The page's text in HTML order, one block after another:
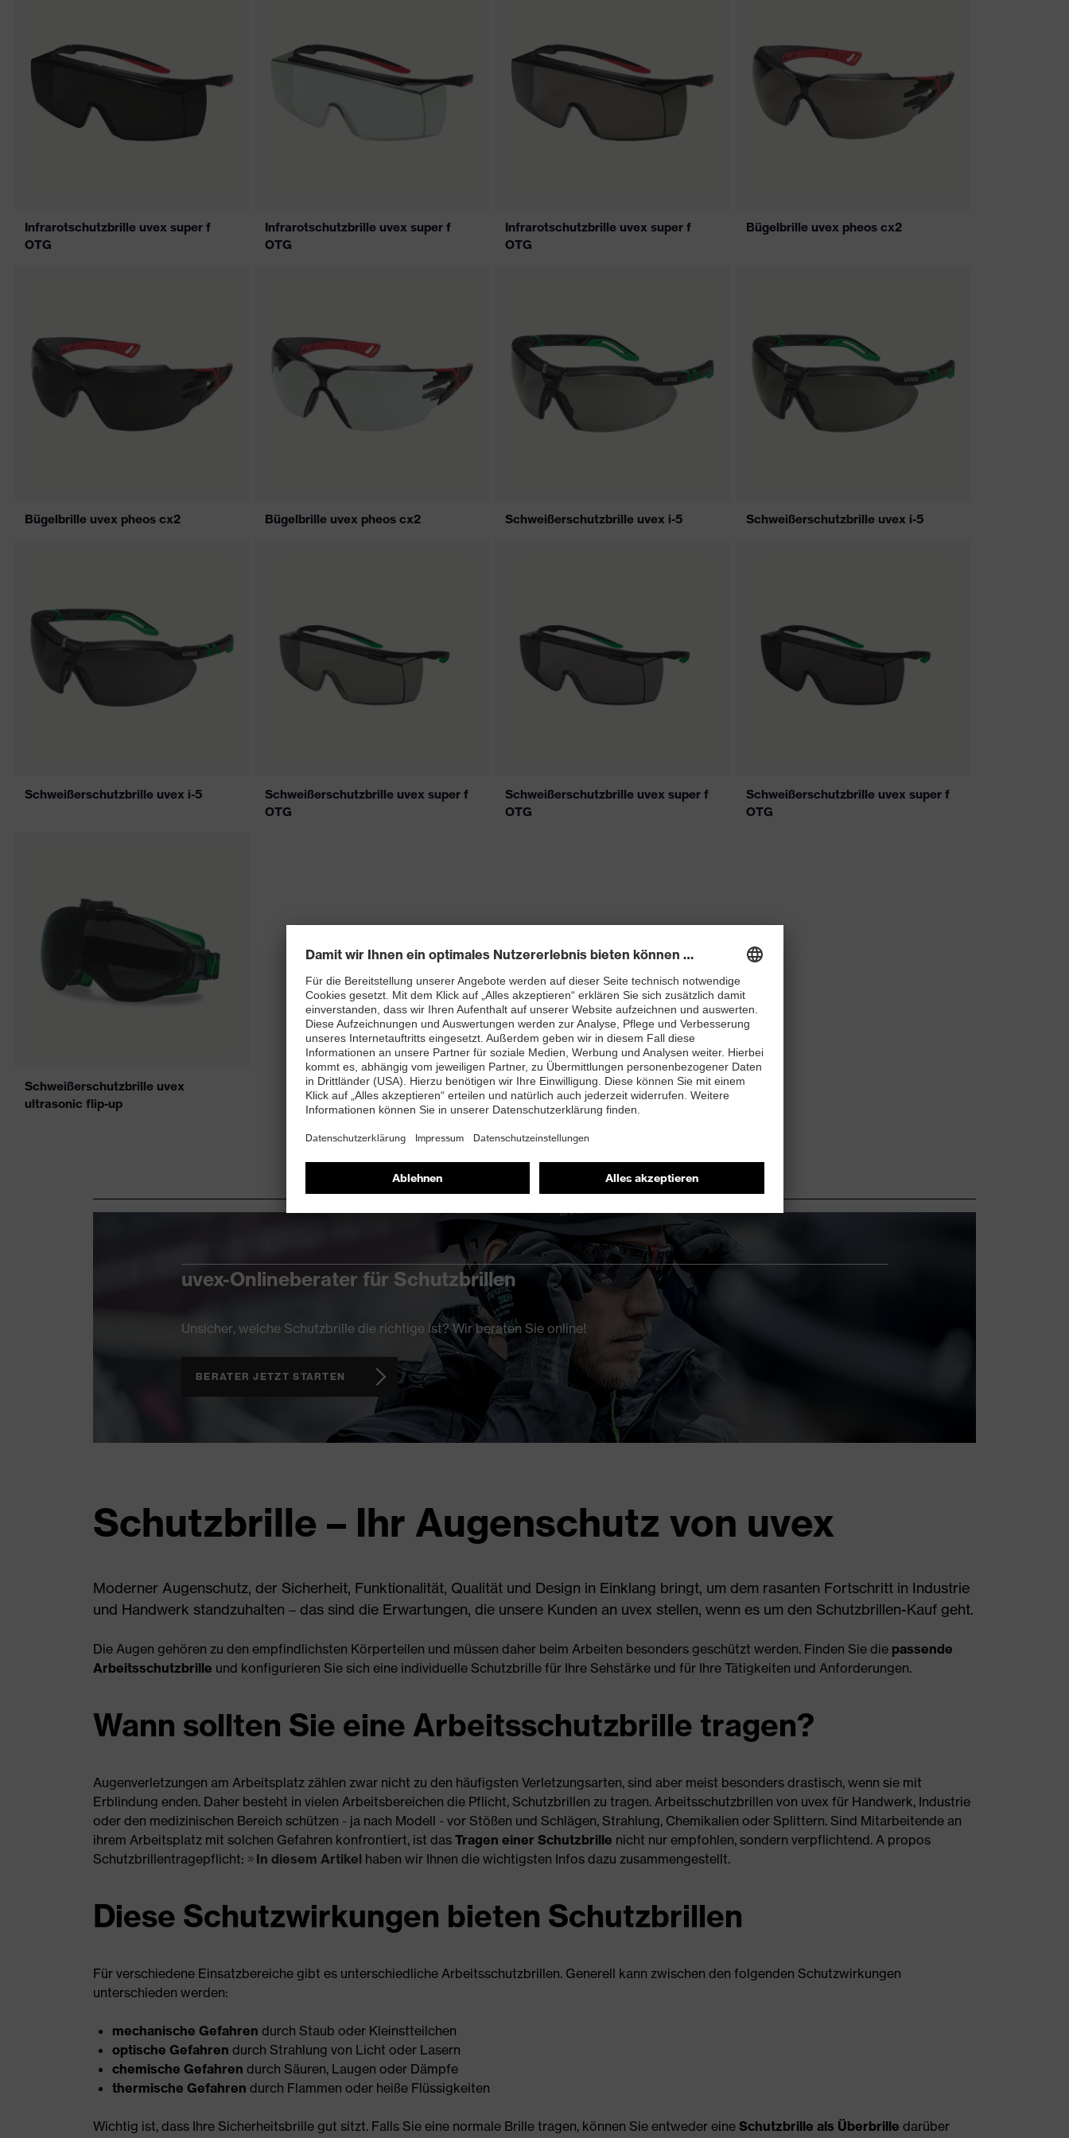
Infrarotschutzbrille uvex super f
OTG
Infrarotschutzbrille uvex super f
OTG
Infrarotschutzbrille uvex super f
OTG
Bügelbrille uvex pheos cx2
Bügelbrille uvex pheos cx2 Bügelbrille uvex pheos cx2 Schweißerschutzbrille uvex i-5 Schweißerschutzbrille uvex i-5
Schweißerschutzbrille uvex i-5
Schweißerschutzbrille uvex super f
OTG
Schweißerschutzbrille uvex super f
OTG
Schweißerschutzbrille uvex super f
OTG
Schweißerschutzbrille uvex
ultrasonic flip-up
uvex-Onlineberater für Schutzbrillen
Unsicher, welche Schutzbrille die richtige ist? Wir beraten Sie online!
BERATER JETZT STARTEN
Schutzbrille – Ihr Augenschutz von uvex
Moderner Augenschutz, der Sicherheit, Funktionalität, Qualität und Design in Einklang bringt, um dem rasanten Fortschritt in Industrie
und Handwerk standzuhalten – das sind die Erwartungen, die unsere Kunden an uvex stellen, wenn es um den Schutzbrillen-Kauf geht.
Die Augen gehören zu den empfindlichsten Körperteilen und müssen daher beim Arbeiten besonders geschützt werden. Finden Sie die passende
Arbeitsschutzbrille und konfigurieren Sie sich eine individuelle Schutzbrille für Ihre Sehstärke und für Ihre Tätigkeiten und Anforderungen.
Wann sollten Sie eine Arbeitsschutzbrille tragen?
Augenverletzungen am Arbeitsplatz zählen zwar nicht zu den häufigsten Verletzungsarten, sind aber meist besonders drastisch, wenn sie mit
Erblindung enden. Daher besteht in vielen Arbeitsbereichen die Pflicht, Schutzbrillen zu tragen. Arbeitsschutzbrillen von uvex für Handwerk, Industrie
oder den medizinischen Bereich schützen - ja nach Modell - vor Stößen und Schlägen, Strahlung, Chemikalien oder Splittern. Sind Mitarbeitende an
ihrem Arbeitsplatz mit solchen Gefahren konfrontiert, ist das Tragen einer Schutzbrille nicht nur empfohlen, sondern verpflichtend. A propos
Schutzbrillentragepflicht:
In diesem Artikel haben wir Ihnen die wichtigsten Infos dazu zusammengestellt.
Diese Schutzwirkungen bieten Schutzbrillen
Für verschiedene Einsatzbereiche gibt es unterschiedliche Arbeitsschutzbrillen. Generell kann zwischen den folgenden Schutzwirkungen
unterschieden werden:
mechanische Gefahren durch Staub oder Kleinstteilchen
optische Gefahren durch Strahlung von Licht oder Lasern
chemische Gefahren durch Säuren, Laugen oder Dämpfe
thermische Gefahren durch Flammen oder heiße Flüssigkeiten
Wichtig ist, dass Ihre Sicherheitsbrille gut sitzt. Falls Sie eine normale Brille tragen, können Sie entweder eine Schutzbrille als Überbrille darüber